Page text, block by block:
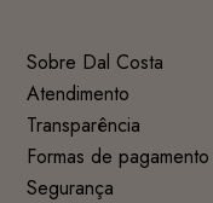
Sobre Dal Costa
Atendimento
Transparência
Formas de pagamento
Segurança